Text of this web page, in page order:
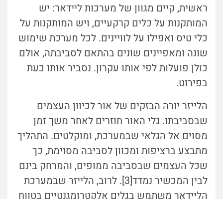
ראשית, קיים מגוון של מערכות ליידאר: יש
המותקנות על כלים קרקעיים, ויש המותקנות על
כלי טיס ואפילו על לוויינים. לכל מערכת שימוש
שונה ומאפיינים שונים בהתאם לסביבתה, אולם
כולן פועלות לפי אותו עקרון. נסביר אותו כעת
בפירוט.
הלייזר יורה הבזקים של אור לכיוון העצמים
שבסביבתו. גלי האור חוזרים לאחר משך זמן
מסוים אל הגלאי שבמערכת, ומוקלטים. התהליך
מתבצע ברציפות ומכוון לסביבה מסוימת, כך
שכל העצמים שבסביבה ממופים, והמרחק בינם
לבין המכשיר נמדד[3]. לרוב, הלייזר שבמערכת
הליידאר משתמש בגלים אלקטרומגנטיים בטווח